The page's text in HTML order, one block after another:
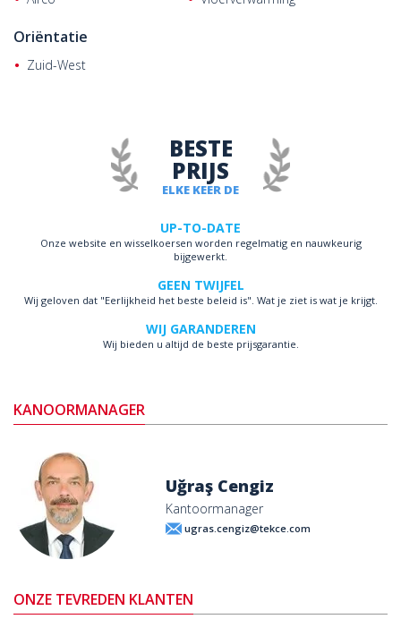
Oriëntatie
Zuid-West
ELKE KEER DE
BESTE
PRIJS
UP-TO-DATE
Onze website en wisselkoersen worden regelmatig en nauwkeurig
bijgewerkt.
GEEN TWIJFEL
Wij geloven dat "Eerlijkheid het beste beleid is". Wat je ziet is wat je krijgt.
WIJ GARANDEREN
Wij bieden u altijd de beste prijsgarantie.
KANOORMANAGER
Uğraş Cengiz
Kantoormanager
ugras.cengiz@tekce.com
ONZE TEVREDEN KLANTEN